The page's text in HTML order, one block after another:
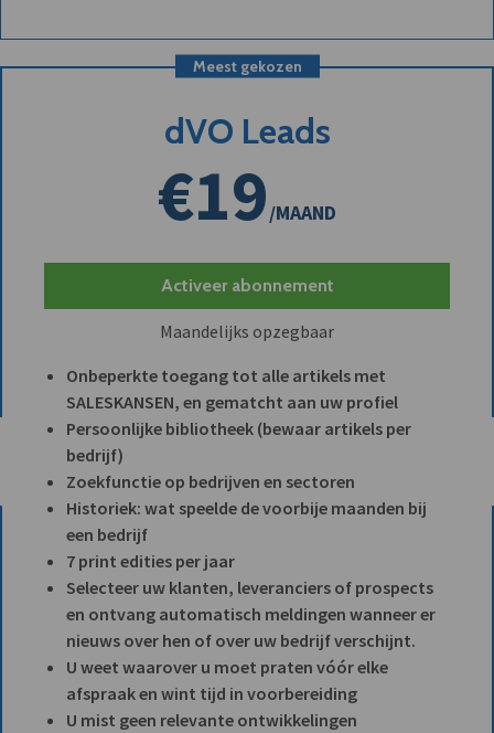
Meest gekozen
dVO Leads
€19/MAAND
Activeer abonnement
Maandelijks opzegbaar
Onbeperkte toegang tot alle artikels met
SALESKANSEN, en gematcht aan uw profiel
Persoonlijke bibliotheek (bewaar artikels per
bedrijf)
Zoekfunctie op bedrijven en sectoren
Historiek: wat speelde de voorbije maanden bij
een bedrijf
7 print edities per jaar
Selecteer uw klanten, leveranciers of prospects
en ontvang automatisch meldingen wanneer er
nieuws over hen of over uw bedrijf verschijnt.
U weet waarover u moet praten vóór elke
afspraak en wint tijd in voorbereiding
U mist geen relevante ontwikkelingen